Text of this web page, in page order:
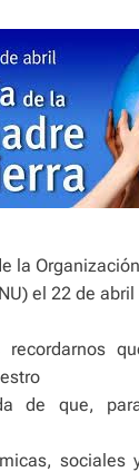
la
el 22 de
recordarnos
de que,
sociales